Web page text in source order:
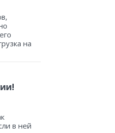
на
в ней